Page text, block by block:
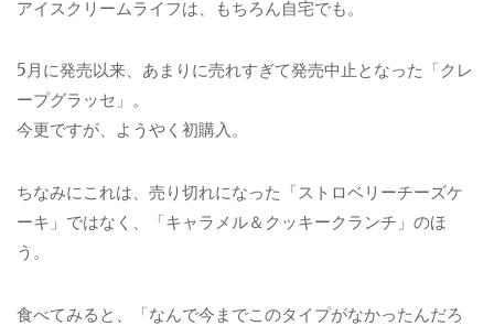
アイスクリームライフは、もちろん自宅でも。
5月に発売以来、あまりに売れすぎて発売中止となった「クレ
ープグラッセ」。
今更ですが、ようやく初購入。
ちなみにこれは、売り切れになった「ストロベリーチーズケ
ーキ」ではなく、「キャラメル＆クッキークランチ」のほ
う。
食べてみると、「なんで今までこのタイプがなかったんだろ